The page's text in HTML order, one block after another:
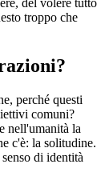
del volere tutto
troppo che
perché questi
comuni?
nell'umanità la
c'è: la solitudine.
di identità